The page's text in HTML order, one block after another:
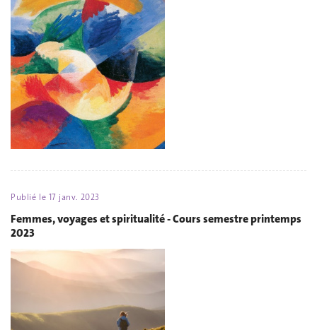
Publié le 17 janv. 2023
Femmes, voyages et spiritualité - Cours semestre printemps
2023